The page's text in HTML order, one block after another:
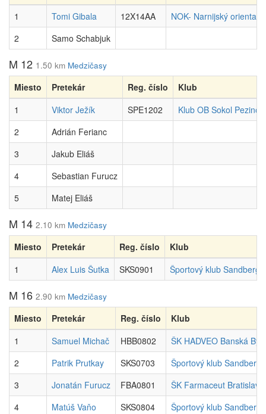
1
Tomi Gibala 12X14AA
NOK- Narnijský
2
Samo Schabjuk
M 12 1.50 km Medzičasy
Miesto Pretekár Reg. číslo
Klub
1
Viktor Ježík SPE1202
Klub OB Sokol Pezinok
2
Adrián Ferianc
3
Jakub Eliáš
4
Sebastian Furucz
5
Matej Eliáš
M 14 2.10 km Medzičasy
Miesto Pretekár Reg. číslo
Klub
1
Alex Luis Šutka SKS0901 Športový klub Sandberg
M 16 2.90 km Medzičasy
Miesto Pretekár Reg. číslo
Klub
1
Samuel Michač HBB0802
ŠK HADVEO Banská
2
Patrik Prutkay SKS0703
Športový klub Sandberg
3
Jonatán Furucz FBA0801
ŠK Farmaceut Bratislava
4
Matúš Vaňo SKS0804
Športový klub Sandberg